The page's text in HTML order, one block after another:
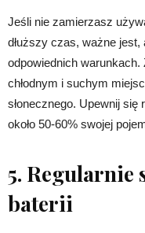
Jeśli nie zamierzasz
dłuższy czas, ważne
odpowiednich
chłodnym i suchym
słonecznego. Upewnij się
około 50-60% swojej
5. Regularnie
baterii